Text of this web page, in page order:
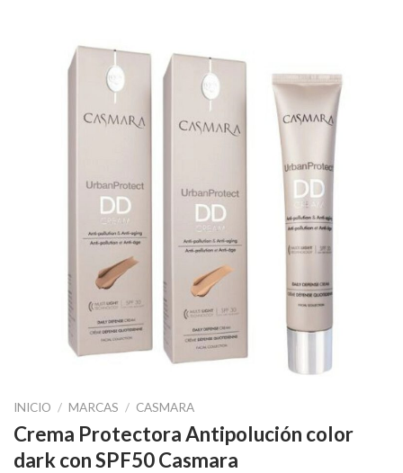
INICIO / MARCAS / CASMARA
Crema Protectora Antipolución color
dark con SPF50 Casmara